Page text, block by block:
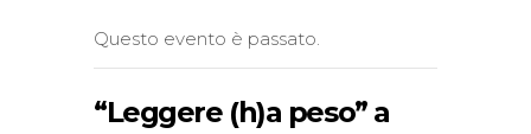
Questo evento è passato.
“Leggere (h)a peso” a